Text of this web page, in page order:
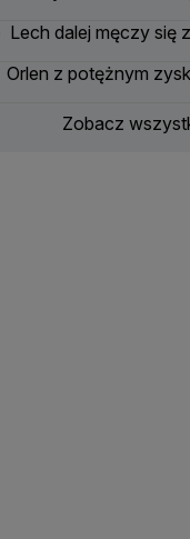
Lech dalej męczy się
Orlen z potężnym
Zobacz